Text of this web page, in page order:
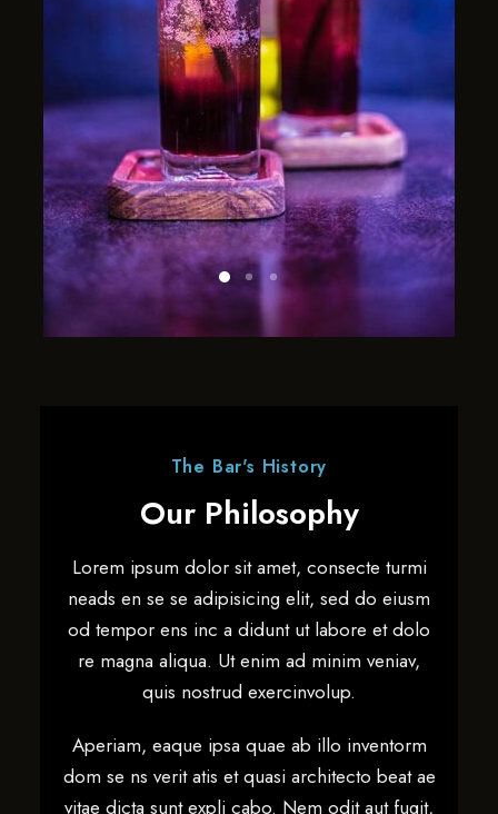
The Bar's History
Our Philosophy
Lorem ipsum dolor sit amet, consecte turmi
neads en se se adipisicing elit, sed do eiusm
od tempor ens inc a didunt ut labore et dolo
re magna aliqua. Ut enim ad minim veniav,
quis nostrud exercinvolup.
Aperiam, eaque ipsa quae ab illo inventorm
dom se ns verit atis et quasi architecto beat ae
vitae dicta sunt expli cabo. Nem odit aut fugit,